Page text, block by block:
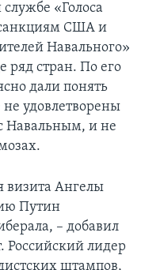
«Голоса
США и
Навального»
ряд стран. По его
дали понять
удовлетворены
Навальным, и не
визита Ангелы
Путин
– добавил
Российский лидер
штампов,